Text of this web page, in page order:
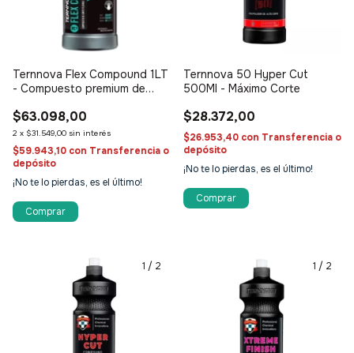
Ternnova Flex Compound 1LT
- Compuesto premium de
$63.098,00
2 x $31.549,00 sin interés
$59.943,10 con Transferencia o
depósito
¡No te lo pierdas, es el último!
Ternnova 50 Hyper Cut
500Ml - Máximo Corte
$28.372,00
$26.953,40 con Transferencia o
depósito
¡No te lo pierdas, es el último!
1 / 2 1 / 2